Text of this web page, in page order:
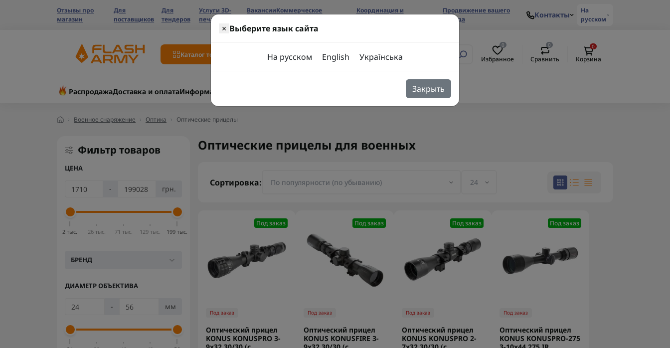
Отзывы про
магазин
Для
поставщиков
Для
тендеров
Услуги 3D-
печати
ВакансииКоммерческое
Координация и
Продвижение вашего
бренда
Контакты
На
русском
Каталог товаров
0
Избранное
0
Сравнить
0
Корзина
РаспродажаДоставка и оплатаИнформация
Военное снаряжение Оптика Оптические прицелы
× Выберите язык сайта
На русском English Українська
Закрыть
Фильтр товаров
ЦЕНА
- грн.
2 тыс. 26 тыс. 71 тыс. 129 тыс. 199 тыс.
БРЕНД
ДИАМЕТР ОБЪЕКТИВА
- мм
Оптические прицелы для военных
Сортировка:
Под заказ
Под заказ
Оптический прицел
KONUS KONUSPRO 3-
Под заказ
Под заказ
Оптический прицел
KONUS KONUSFIRE 3-
Под заказ
Под заказ
Оптический прицел
KONUS KONUSPRO 2-
Под заказ
Под заказ
Оптический прицел
KONUS KONUSPRO-275